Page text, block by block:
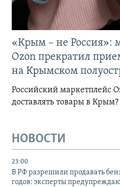
«Крым – не Россия»:
Ozon прекратил
на Крымском
Российский маркетплейс
доставлять товары в
НОВОСТИ
23:00
В РФ разрешили продавать
годов: эксперты